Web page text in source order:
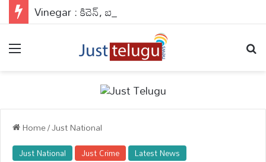
Home/Just National
Just National Just Crime Latest News